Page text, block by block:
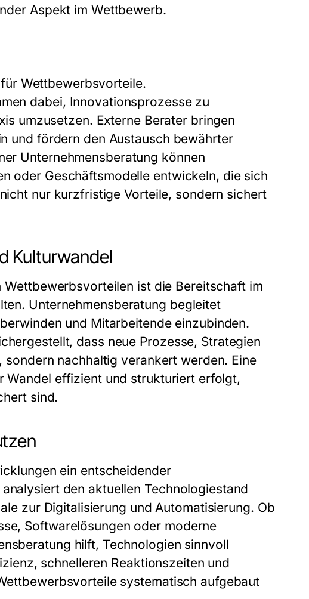
Aspekt im Wettbewerb.
Wettbewerbsvorteile.
dabei, Innovationsprozesse zu
umzusetzen. Externe Berater bringen
und fördern den Austausch bewährter
Unternehmensberatung können
oder Geschäftsmodelle entwickeln, die sich
nur kurzfristige Vorteile, sondern sichert
Kulturwandel
ist die Bereitschaft im
Unternehmensberatung begleitet
und Mitarbeitende einzubinden.
dass neue Prozesse, Strategien
nachhaltig verankert werden. Eine
Wandel effizient und strukturiert erfolgt,
sind.
ein entscheidender
den aktuellen Technologiestand
zur Digitalisierung und Automatisierung. Ob
Softwarelösungen oder moderne
hilft, Technologien sinnvoll
schnelleren Reaktionszeiten und
systematisch aufgebaut